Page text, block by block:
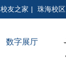
校友之家 | 珠海校区
数字展厅